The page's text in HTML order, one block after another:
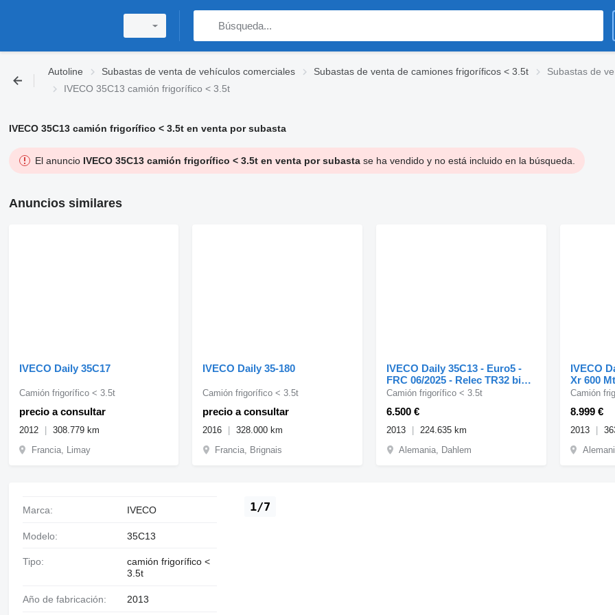
Autoline Subastas de venta de vehículos comerciales Subastas de venta de camiones frigoríficos < 3.5t
Subastas de
IVECO 35C13 camión frigorífico < 3.5t
IVECO 35C13 camión frigorífico < 3.5t en venta por subasta
El anuncio IVECO 35C13 camión frigorífico < 3.5t en venta por subastase ha vendido y no está incluido en la búsqueda.
Anuncios similares
IVECO Daily 35C17
precio a consultar
Camión frigorífico < 3.5t
2012
308.779 km
Francia, Limay
IVECO Daily 35-180
precio a consultar
Camión frigorífico < 3.5t
2016
328.000 km
Francia, Brignais
IVECO Daily 35C13 - Euro5 -
FRC 06/2025 - Relec TR32 bis
-22C
6.500 €
Camión frigorífico < 3.5t
2013
224.635 km
Alemania, Dahlem
IVECO
Xr 600 Mt
8.999 €
Camión
2013
1/7
Marca: IVECO
Modelo: 35C13
Tipo:
camión frigorífico <
3.5t
Año de fabricación: 2013